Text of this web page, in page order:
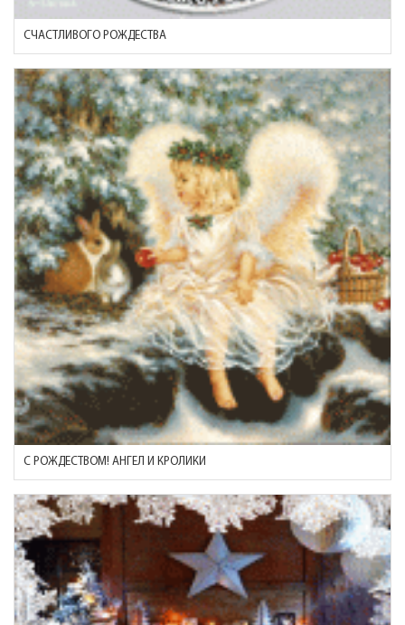
СЧАСТЛИВОГО РОЖДЕСТВА
С РОЖДЕСТВОМ! АНГЕЛ И КРОЛИКИ